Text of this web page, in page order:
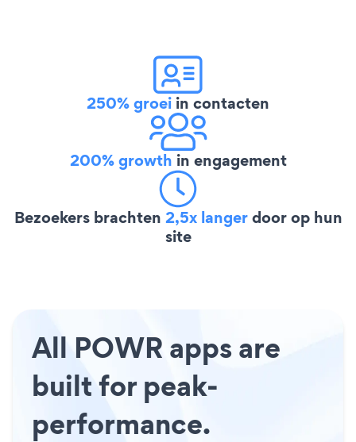
250% groei in contacten
200% growth in engagement
Bezoekers brachten 2,5x langerdoor op hun
site
All POWR apps are
built for peak-
performance.